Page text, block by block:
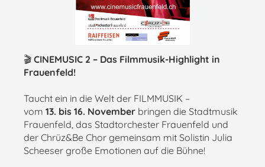
🎬 CINEMUSIC 2 – Das Filmmusik-Highlight in
Frauenfeld!
Taucht ein in die Welt der FILMMUSIK –
vom 13. bis 16. November bringen die Stadtmusik
Frauenfeld, das Stadtorchester Frauenfeld und
der Chrüz&Be Chor gemeinsam mit Solistin Julia
Scheeser große Emotionen auf die Bühne!